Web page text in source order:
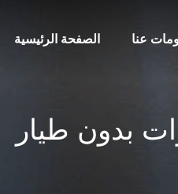
الصفحة الرئيسية عنا
بدون طيار